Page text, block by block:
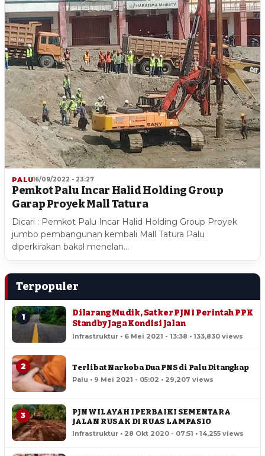
PALU16/09/2022 - 23:27
Pemkot Palu Incar Halid Holding Group
Garap Proyek Mall Tatura
Dicari : Pemkot Palu Incar Halid Holding Group Proyek
jumbo pembangunan kembali Mall Tatura Palu
diperkirakan bakal menelan…
Terpopuler
1
Dilarang Mudik, Satker PJN I Perintah PPK
Standby Jaga Kondisi Jalan
Infrastruktur • 6 Mei 2021 - 13:38 • 133,830 views
2 Terlibat Narkoba Dua PNS di Palu Ditangkap
Palu • 9 Mei 2021 - 05:02 • 29,207 views
3
PJN WILAYAH I PERBAIKI SEMENTARA
JALAN RUSAK DI RUAS LAMPASIO
Infrastruktur • 28 Okt 2020 - 07:51 • 14,255 views